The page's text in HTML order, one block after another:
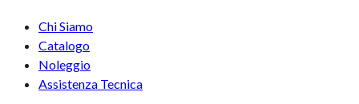
Chi Siamo
Catalogo
Noleggio
Assistenza Tecnica